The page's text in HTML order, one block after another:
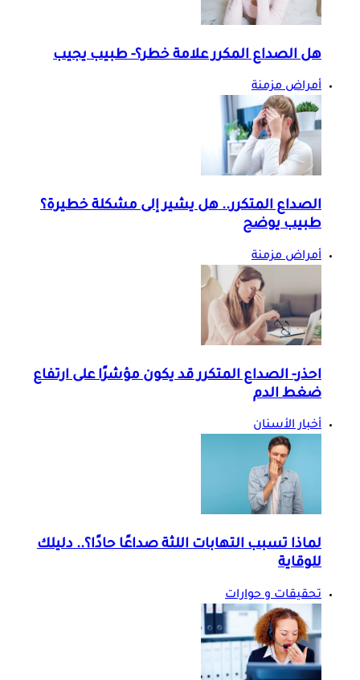
هل الصداع المكرر علامة خطر؟- طبيب يجيب
أمراض مزمنة
الصداع المتكرر.. هل يشير إلى مشكلة خطيرة؟
طبيب يوضح
أمراض مزمنة
احذر- الصداع المتكرر قد يكون مؤشرًا على ارتفاع
ضغط الدم
أخبار الأسنان
لماذا تسبب التهابات اللثة صداعًا حادًا؟.. دليلك
للوقاية
تحقيقات و حوارات